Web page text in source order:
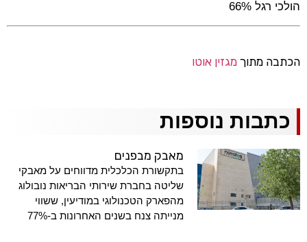
הולכי רגל 66%
הכתבה מתוך מגזין אוטו
כתבות נוספות
מאבק מבפנים
בתקשורת הכלכלית מדווחים על מאבקי
שליטה בחברת שירותי הבריאות נובולוג
מהפארק הטכנולוגי במודיעין, ששווי
מנייתה צנח בשנים האחרונות ב-77%